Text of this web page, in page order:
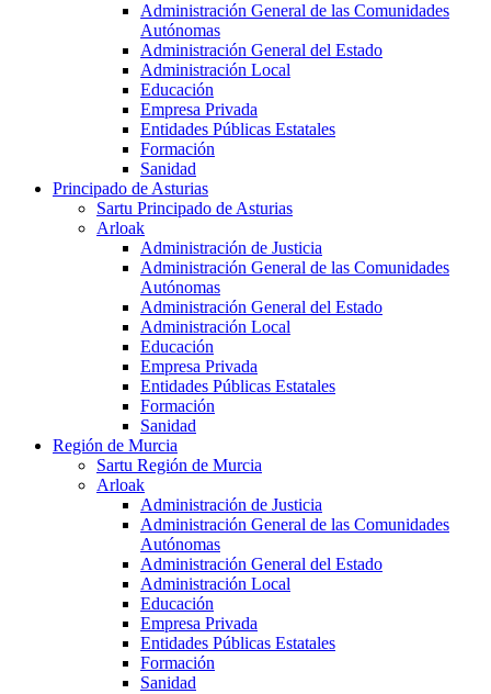
Administración General de las Comunidades
Autónomas
Administración General del Estado
Administración Local
Educación
Empresa Privada
Entidades Públicas Estatales
Formación
Sanidad
Principado de Asturias
Sartu Principado de Asturias
Arloak
Administración de Justicia
Administración General de las Comunidades
Autónomas
Administración General del Estado
Administración Local
Educación
Empresa Privada
Entidades Públicas Estatales
Formación
Sanidad
Región de Murcia
Sartu Región de Murcia
Arloak
Administración de Justicia
Administración General de las Comunidades
Autónomas
Administración General del Estado
Administración Local
Educación
Empresa Privada
Entidades Públicas Estatales
Formación
Sanidad